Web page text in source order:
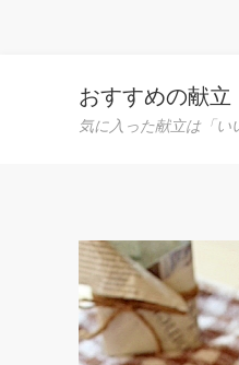
おすすめの献立
気に入った献立は「い